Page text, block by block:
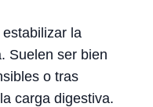
la
Suelen ser bien
o tras
carga digestiva.